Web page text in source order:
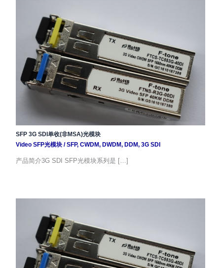
SFP 3G SDI单收(非MSA)光模块
Video SFP光模块/SFP, CWDM, DWDM, DDM, 3G SDI
产品简介3G SDI SFP光模块系列是 […]